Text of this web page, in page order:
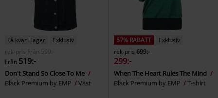
Få kvar i lager
Exklusiv
rek-pris
Från
599:-
Från 519:-
Don't Stand So Close To Me
Black Premium by EMP
Väst
57% RABATT
Exklusiv
rek-pris 699:-
299:-
When The Heart Rules The Mind
Black Premium by EMP
T-shirt